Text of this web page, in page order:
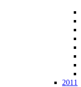
2011